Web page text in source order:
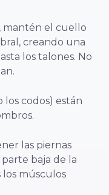
mantén el cuello
creando una
los talones. No
los codos) están
las piernas
baja de la
los músculos